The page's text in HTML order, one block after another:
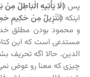
پس ﴿لَا يَأْتِيهِ الْبَاطِلُ مِنْ
اینکه ﴿تَنْزِيلٌ مِنْ حَكِيمٍ
و محمود بودن مطلق
مستدعی است که این کتاب
الدین. حالا اگه تحریف
چیزی که معنا رو عوض